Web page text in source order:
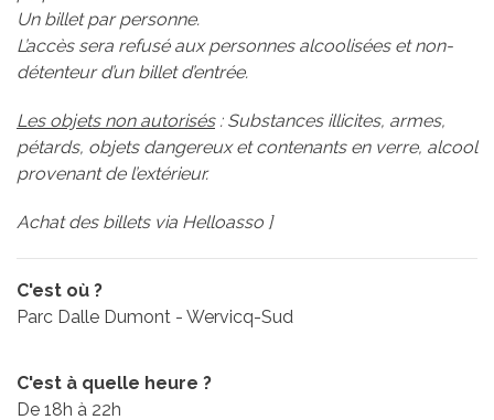
Un billet par personne.
L’accès sera refusé aux personnes alcoolisées et non-
détenteur d’un billet d’entrée.
Les objets non autorisés: Substances illicites, armes,
pétards, objets dangereux et contenants en verre, alcool
provenant de l’extérieur.
Achat des billets via Helloasso ]
C'est où ?
Parc Dalle Dumont - Wervicq-Sud
C'est à quelle heure ?
De 18h à 22h